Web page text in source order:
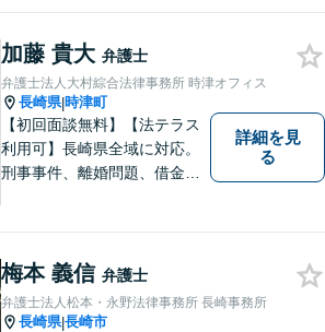
談にお越しください。
加藤 貴大 弁護士
弁護士法人大村綜合法律事務所 時津オフィス
長崎県|時津町
【初回面談無料】【法テラス
利用可】長崎県全域に対応。
刑事事件、離婚問題、借金・
す。どんな些細なことでも構
いません。お気軽にご相談く
ださい【完全個室】
詳細を見
る
梅本 義信 弁護士
弁護士法人松本・永野法律事務所 長崎事務所
長崎県|長崎市